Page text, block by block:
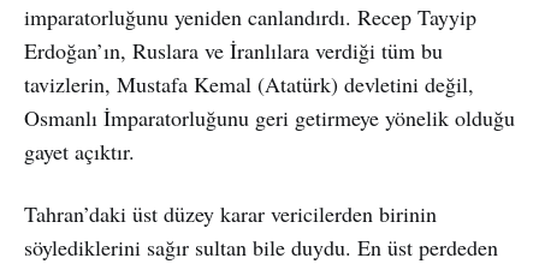
imparatorluğunu yeniden canlandırdı. Recep Tayyip
Erdoğan’ın, Ruslara ve İranlılara verdiği tüm bu
tavizlerin, Mustafa Kemal (Atatürk) devletini değil,
Osmanlı İmparatorluğunu geri getirmeye yönelik olduğu
gayet açıktır.
Tahran’daki üst düzey karar vericilerden birinin
söylediklerini sağır sultan bile duydu. En üst perdeden